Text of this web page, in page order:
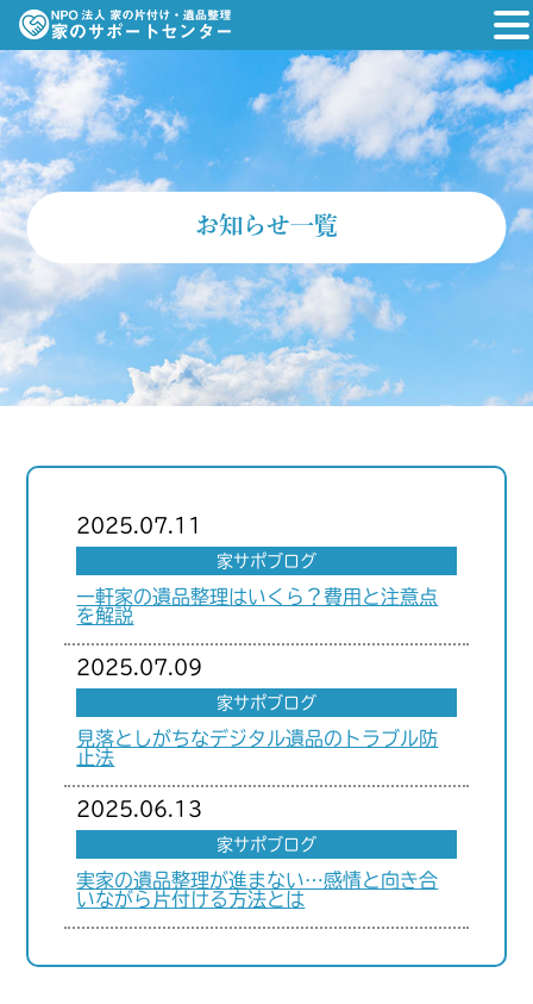
お知らせ一覧
2025.07.11
家サポブログ
一軒家の遺品整理はいくら？費用と注意点
を解説
2025.07.09
家サポブログ
見落としがちなデジタル遺品のトラブル防
止法
2025.06.13
家サポブログ
実家の遺品整理が進まない…感情と向き合
いながら片付ける方法とは